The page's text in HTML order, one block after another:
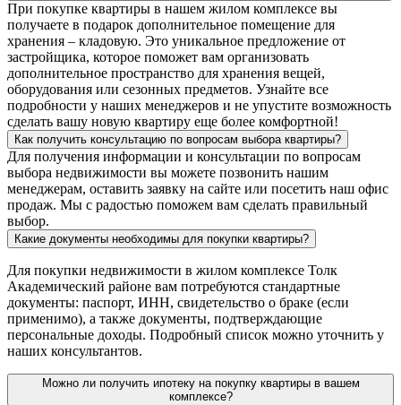
При покупке квартиры в нашем жилом комплексе вы
получаете в подарок дополнительное помещение для
хранения – кладовую. Это уникальное предложение от
застройщика, которое поможет вам организовать
дополнительное пространство для хранения вещей,
оборудования или сезонных предметов. Узнайте все
подробности у наших менеджеров и не упустите возможность
сделать вашу новую квартиру еще более комфортной!
Как получить консультацию по вопросам выбора квартиры?
Для получения информации и консультации по вопросам
выбора недвижимости вы можете позвонить нашим
менеджерам, оставить заявку на сайте или посетить наш офис
продаж. Мы с радостью поможем вам сделать правильный
выбор.
Какие документы необходимы для покупки квартиры?
Для покупки недвижимости в жилом комплексе Толк
Академический районе вам потребуются стандартные
документы: паспорт, ИНН, свидетельство о браке (если
применимо), а также документы, подтверждающие
персональные доходы. Подробный список можно уточнить у
наших консультантов.
Можно ли получить ипотеку на покупку квартиры в вашем
комплексе?